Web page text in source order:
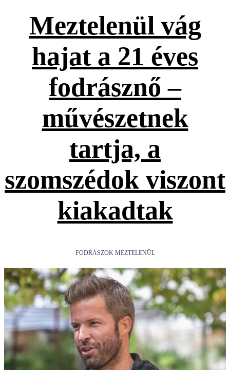
Meztelenül vág
hajat a 21 éves
fodrásznő –
művészetnek
tartja, a
szomszédok viszont
kiakadtak
FODRÁSZOK MEZTELENÜL